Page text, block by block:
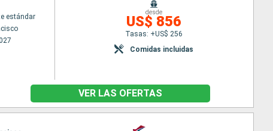
estándar
desde
US$ 856
Tasas: +US$ 256
Comidas incluidas
VER LAS OFERTAS